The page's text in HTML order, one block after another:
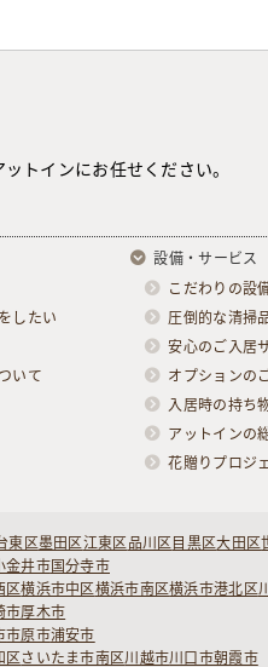
トインにお任せください。
したい
いて
設備・サービス
こだわりの設
圧倒的な清掃
安心のご入居
オプションの
入居時の持ち
アットインの
花贈りプロジ
東区墨田区江東区品川区目黒区大田区
金井市国分寺市
区横浜市中区横浜市南区横浜市港北区
市厚木市
市原市浦安市
区さいたま市南区川越市川口市朝霞市